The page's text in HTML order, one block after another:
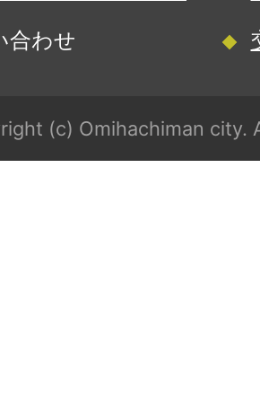
合わせ
(c) Omihachiman city.